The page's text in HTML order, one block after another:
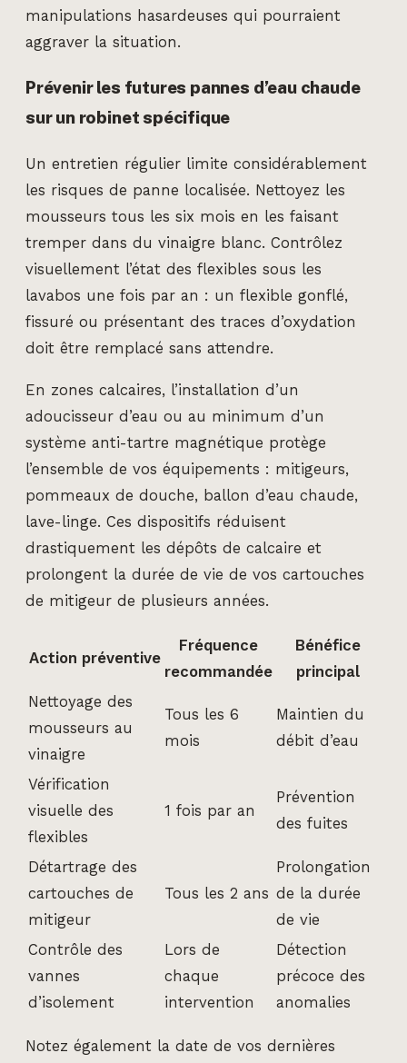
manipulations hasardeuses qui pourraient
aggraver la situation.
Prévenir les futures pannes d’eau chaude
sur un robinet spécifique
Un entretien régulier limite considérablement
les risques de panne localisée. Nettoyez les
mousseurs tous les six mois en les faisant
tremper dans du vinaigre blanc. Contrôlez
visuellement l’état des flexibles sous les
lavabos une fois par an : un flexible gonflé,
fissuré ou présentant des traces d’oxydation
doit être remplacé sans attendre.
En zones calcaires, l’installation d’un
adoucisseur d’eau ou au minimum d’un
système anti-tartre magnétique protège
l’ensemble de vos équipements : mitigeurs,
pommeaux de douche, ballon d’eau chaude,
lave-linge. Ces dispositifs réduisent
drastiquement les dépôts de calcaire et
prolongent la durée de vie de vos cartouches
de mitigeur de plusieurs années.
Action préventive
Fréquence
recommandée
Bénéfice
principal
Nettoyage des
mousseurs au
vinaigre
Tous les 6
mois
Maintien du
débit d’eau
Vérification
visuelle des
flexibles
1 fois par an
Prévention
des fuites
Détartrage des
cartouches de
mitigeur
Tous les 2 ans
Prolongation
de la durée
de vie
Contrôle des
vannes
d’isolement
Lors de
chaque
intervention
Détection
précoce des
anomalies
Notez également la date de vos dernières